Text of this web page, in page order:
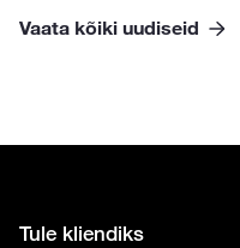
Vaata kõiki uudiseid
Tule kliendiks